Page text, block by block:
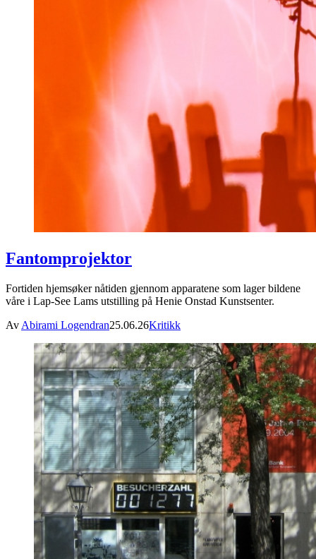
Fantomprojektor
Fortiden hjemsøker nåtiden gjennom apparatene som lager bildene
våre i Lap-See Lams utstilling på Henie Onstad Kunstsenter.
Av Abirami Logendran25.06.26Kritikk